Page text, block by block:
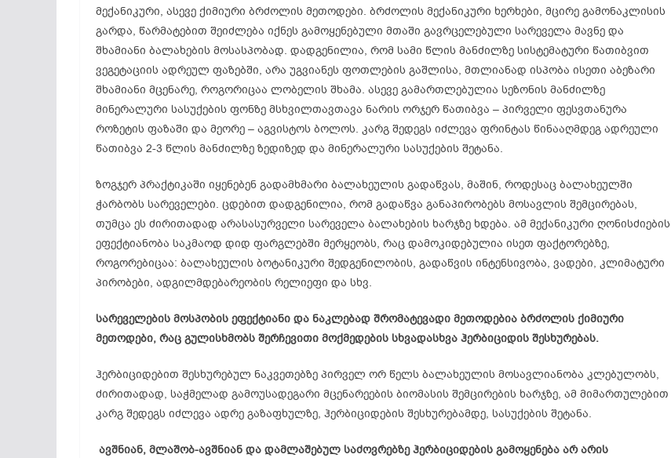
მექანიკური, ასევე ქიმიური ბრძოლის მეთოდები. ბრძოლის მექანიკური ხერხები, მცირე გამონაკლისის
გარდა, წარმატებით შეიძლება იქნეს გამოყენებული მთაში გავრცელებული სარეველა მავნე და
შხამიანი ბალახების მოსასპობად. დადგენილია, რომ სამი წლის მანძილზე სისტემატური წათიბვით
ვეგეტაციის ადრეულ ფაზებში, არა უგვიანეს ფოთლების გაშლისა, მთლიანად ისპობა ისეთი აბეზარი
შხამიანი მცენარე, როგორიცაა ლობელის შხამა. ასევე გამართლებულია სეზონის მანძილზე
მინერალური სასუქების ფონზე მსხვილთავთავა ნარის ორჯერ წათიბვა – პირველი ფესვთანურა
როზეტის ფაზაში და მეორე – აგვისტოს ბოლოს. კარგ შედეგს იძლევა ფრინტას წინააღმდეგ ადრეული
წათიბვა 2-3 წლის მანძილზე ზედიზედ და მინერალური სასუქების შეტანა.
ზოგჯერ პრაქტიკაში იყენებენ გადამხმარი ბალახეულის გადაწვას, მაშინ, როდესაც ბალახეულში
ჭარბობს სარეველები. ცდებით დადგენილია, რომ გადაწვა განაპირობებს მოსავლის შემცირებას,
თუმცა ეს ძირითადად არასასურველი სარეველა ბალახების ხარჯზე ხდება. ამ მექანიკური ღონისძიების
ეფექტიანობა საკმაოდ დიდ ფარგლებში მერყეობს, რაც დამოკიდებულია ისეთ ფაქტორებზე,
როგორებიცაა: ბალახეულის ბოტანიკური შედგენილობის, გადაწვის ინტენსივობა, ვადები, კლიმატური
პირობები, ადგილმდებარეობის რელიეფი და სხვ.
სარეველების მოსპობის ეფექტიანი და ნაკლებად შრომატევადი მეთოდებია ბრძოლის ქიმიური
მეთოდები, რაც გულისხმობს შერჩევითი მოქმედების სხვადასხვა ჰერბიციდის შესხურებას.
ჰერბიციდებით შესხურებულ ნაკვეთებზე პირველ ორ წელს ბალახეულის მოსავლიანობა კლებულობს,
ძირითადად, საჭმელად გამოუსადეგარი მცენარეების ბიომასის შემცირების ხარჯზე, ამ მიმართულებით
კარგ შედეგს იძლევა ადრე გაზაფხულზე, ჰერბიციდების შესხურებამდე, სასუქების შეტანა.
ავშნიან, მლაშობ-ავშნიან და დამლაშებულ საძოვრებზე ჰერბიციდების გამოყენება არ არის